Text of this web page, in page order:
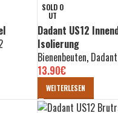
SOLD O
UT
Dadant US12
Isolierung
Bienenbeuten,
13.90€
WEITERLESEN